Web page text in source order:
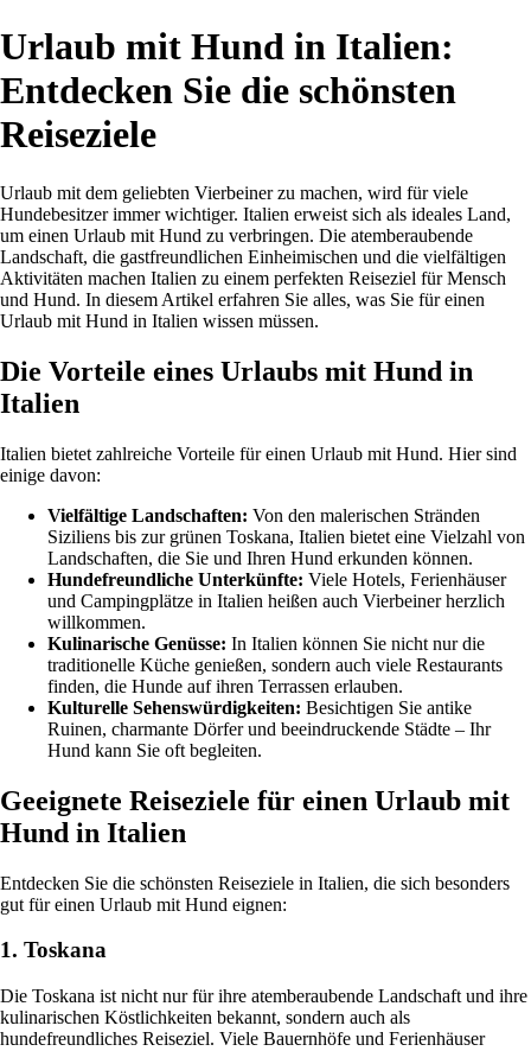
Urlaub mit Hund in Italien:
Entdecken Sie die schönsten
Reiseziele
Urlaub mit dem geliebten Vierbeiner zu machen, wird für viele
Hundebesitzer immer wichtiger. Italien erweist sich als ideales Land,
um einen Urlaub mit Hund zu verbringen. Die atemberaubende
Landschaft, die gastfreundlichen Einheimischen und die vielfältigen
Aktivitäten machen Italien zu einem perfekten Reiseziel für Mensch
und Hund. In diesem Artikel erfahren Sie alles, was Sie für einen
Urlaub mit Hund in Italien wissen müssen.
Die Vorteile eines Urlaubs mit Hund in
Italien
Italien bietet zahlreiche Vorteile für einen Urlaub mit Hund. Hier sind
einige davon:
Vielfältige Landschaften: Von den malerischen Stränden
Siziliens bis zur grünen Toskana, Italien bietet eine Vielzahl von
Landschaften, die Sie und Ihren Hund erkunden können.
Hundefreundliche Unterkünfte: Viele Hotels, Ferienhäuser
und Campingplätze in Italien heißen auch Vierbeiner herzlich
willkommen.
Kulinarische Genüsse: In Italien können Sie nicht nur die
traditionelle Küche genießen, sondern auch viele Restaurants
finden, die Hunde auf ihren Terrassen erlauben.
Kulturelle Sehenswürdigkeiten: Besichtigen Sie antike
Ruinen, charmante Dörfer und beeindruckende Städte – Ihr
Hund kann Sie oft begleiten.
Geeignete Reiseziele für einen Urlaub mit
Hund in Italien
Entdecken Sie die schönsten Reiseziele in Italien, die sich besonders
gut für einen Urlaub mit Hund eignen:
1. Toskana
Die Toskana ist nicht nur für ihre atemberaubende Landschaft und ihre
kulinarischen Köstlichkeiten bekannt, sondern auch als
hundefreundliches Reiseziel. Viele Bauernhöfe und Ferienhäuser